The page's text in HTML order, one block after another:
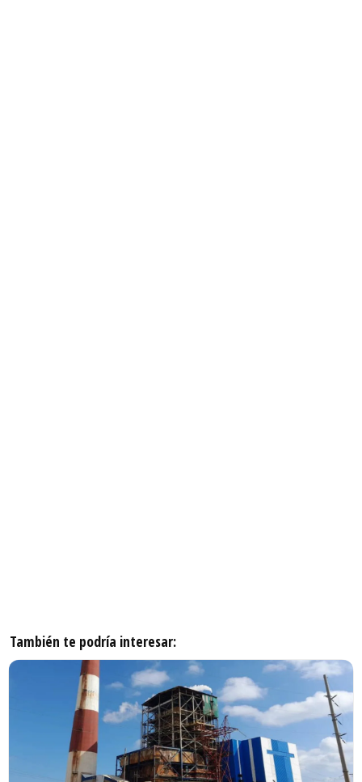
También te podría interesar: